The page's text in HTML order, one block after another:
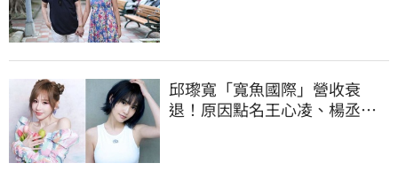
邱瓈寬「寬魚國際」營收衰
退！原因點名王心凌、楊丞琳